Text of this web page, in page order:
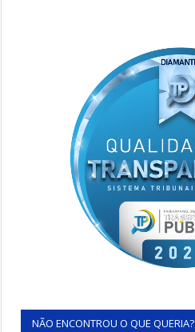
NÃO ENCONTROU O QUE QUERIA?